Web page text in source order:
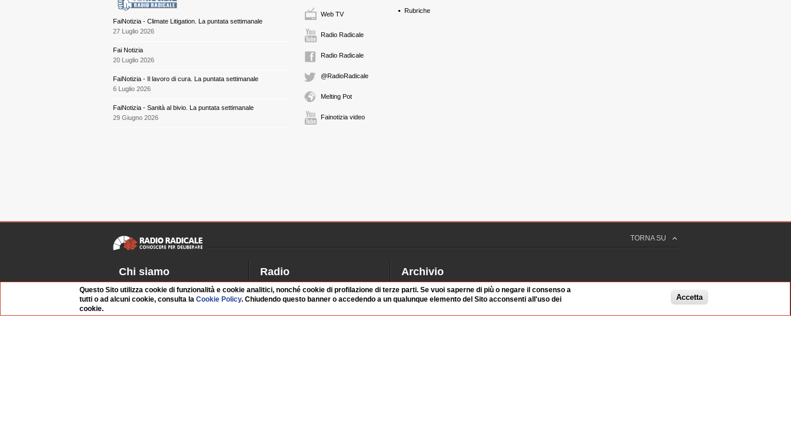
FaiNotizia - Climate Litigation. La puntata settimanale
27 Luglio 2026
Fai Notizia
20 Luglio 2026
FaiNotizia - Il lavoro di cura. La puntata settimanale
6 Luglio 2026
FaiNotizia - Sanità al bivio. La puntata settimanale
29 Giugno 2026
Web TV
Radio Radicale
Radio Radicale
@RadioRadicale
Melting Pot
Fainotizia video
Rubriche
TORNA SU
Chi siamo
Dossier Radio Radicale
Questo sito
L'Archivio
Radio
Palinsesto
Riascolta
Dirette
Archivio
Videoparlamento
Istituzioni
Dibattiti
Questo Sito utilizza cookie di funzionalità e cookie analitici, nonché cookie di profilazione di terze parti. Se vuoi saperne di più o negare il consenso a
tutti o ad alcuni cookie, consulta laCookie Policy. Chiudendo questo banner o accedendo a un qualunque elemento del Sito acconsenti all'uso dei
cookie.
Accetta